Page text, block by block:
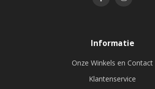
Informatie
Onze Winkels en Contact
Klantenservice